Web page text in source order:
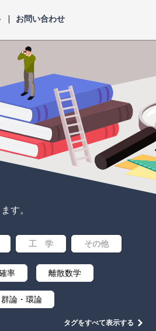
お問い合わせ
す。
工 学 その他
率 離散数学
群論・環論
中学・高校数学
タグをすべて表示する